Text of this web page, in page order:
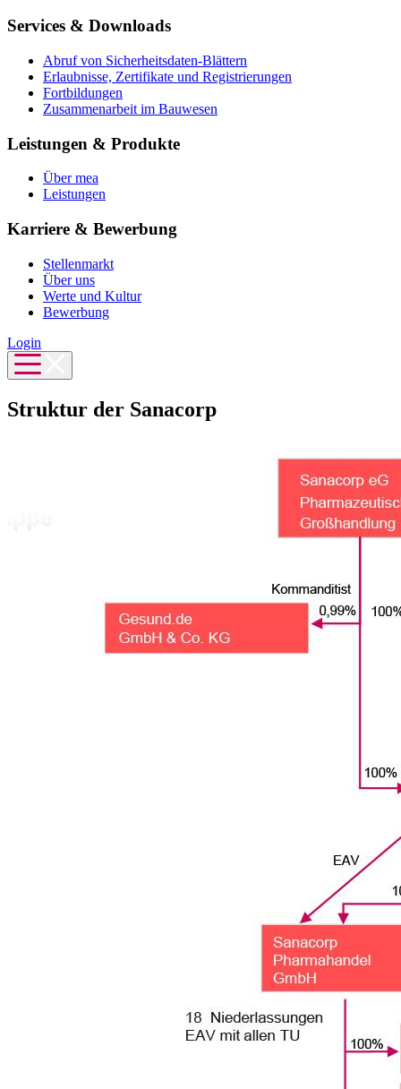
Services & Downloads
Abruf von Sicherheitsdaten-Blättern
Erlaubnisse, Zertifikate und Registrierungen
Fortbildungen
Zusammenarbeit im Bauwesen
Leistungen & Produkte
Über mea
Leistungen
Karriere & Bewerbung
Stellenmarkt
Über uns
Werte und Kultur
Bewerbung
Login
Struktur der Sanacorp